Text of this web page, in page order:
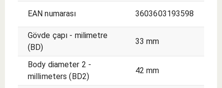
EAN numarası 3603603193598
Gövde çapı - milimetre
(BD)
33 mm
Body diameter 2 -
millimeters (BD2)
42 mm